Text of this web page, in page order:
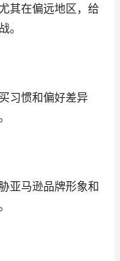
其在偏远地区，给
。
习惯和偏好差异
亚马逊品牌形象和